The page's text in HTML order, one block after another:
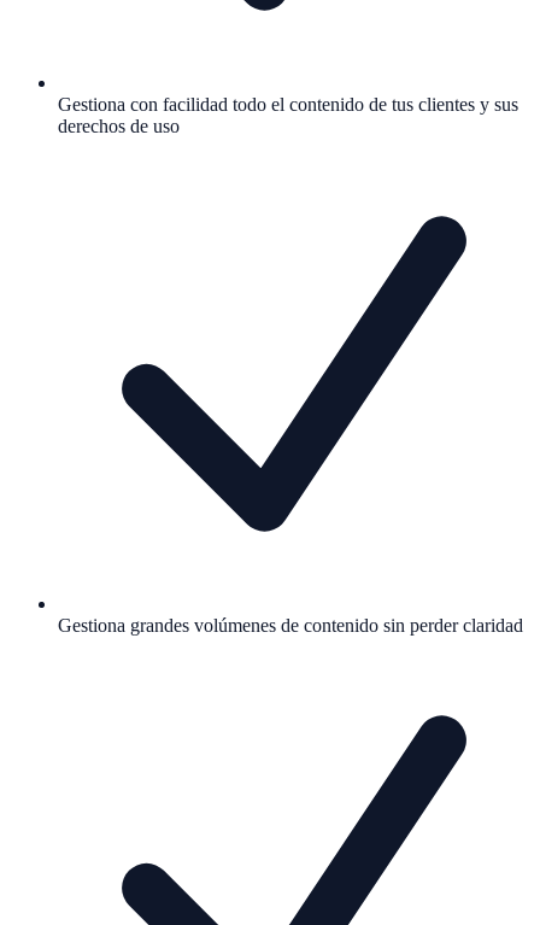
Gestiona con facilidad todo el contenido de tus clientes y sus
derechos de uso
Gestiona grandes volúmenes de contenido sin perder claridad